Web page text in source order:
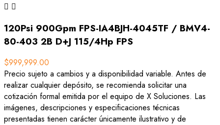
 
120Psi 900Gpm FPS-IA4BJH-4045TF / BMV4-
80-403 2B D+J 115/4Hp FPS
$999,999.00
Precio sujeto a cambios y a disponibilidad variable. Antes de
realizar cualquier depósito, se recomienda solicitar una
cotización formal emitida por el equipo de X Soluciones. Las
imágenes, descripciones y especificaciones técnicas
presentadas tienen carácter únicamente ilustrativo y de